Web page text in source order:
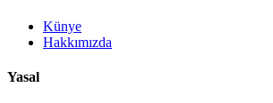
Künye
Hakkımızda
Yasal